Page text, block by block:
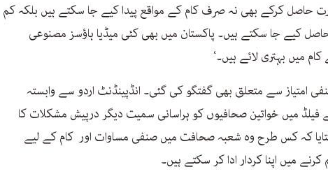
حاصل کرکے بھی نہ صرف کام کے مواقع پیدا کیے جا سکتے ہیں بلکہ کم
کیے جا سکتے ہیں۔ پاکستان میں بھی کئی میڈیا ہاؤسز مصنوعی
میں بہتری لائے ہیں۔‘
امتیاز سے متعلق بھی گفتگو کی گئی۔ انڈپینڈنٹ اردو سے وابستہ
میں خواتین صحافیوں کو ہراسانی سمیت دیگر درپیش مشکلات کا
کہ کس طرح وہ شعبہ صحافت میں صنفی مساوات اور کام کے لیے
میں اپنا کردار ادا کر سکتے ہیں۔